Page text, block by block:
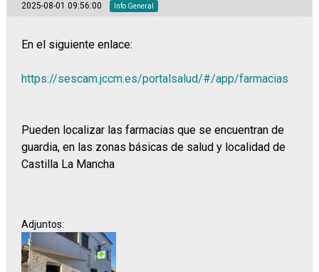
2025-08-01 09:56:00 Info General
En el siguiente enlace:
https://sescam.jccm.es/portalsalud/#/app/farmacias
Pueden localizar las farmacias que se encuentran de
guardia, en las zonas básicas de salud y localidad de
Castilla La Mancha
Adjuntos: